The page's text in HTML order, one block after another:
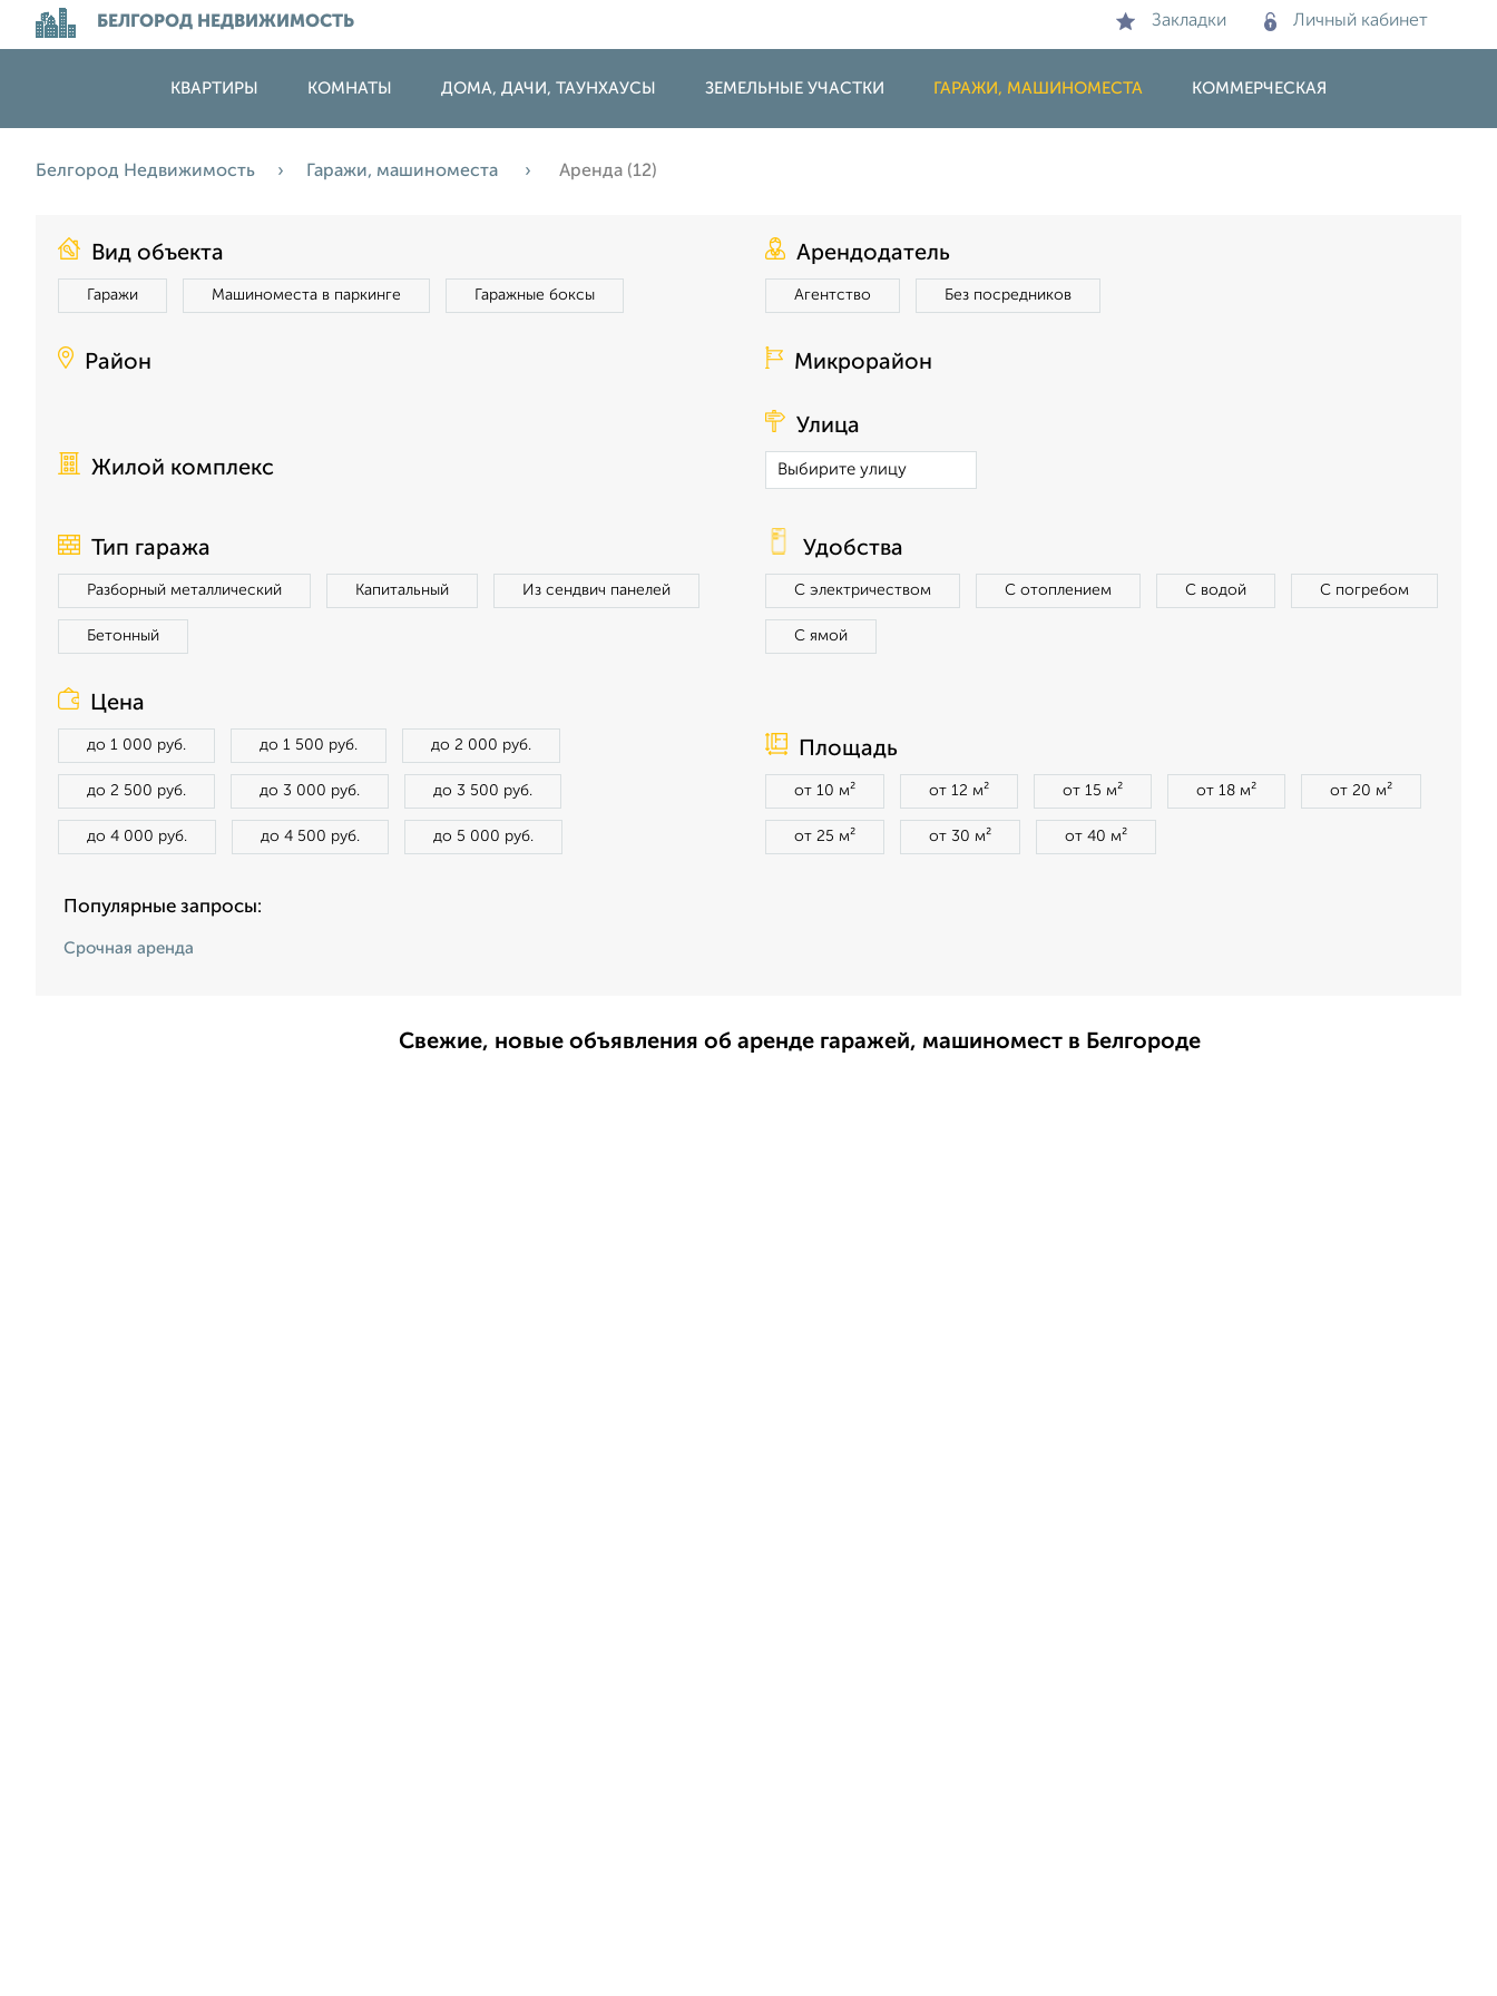
БЕЛГОРОД НЕДВИЖИМОСТЬ Закладки Личный кабинет
КВАРТИРЫ КОМНАТЫ ДОМА, ДАЧИ, ТАУНХАУСЫ ЗЕМЕЛЬНЫЕ УЧАСТКИ ГАРАЖИ, МАШИНОМЕСТА КОММЕРЧЕСКАЯ
Белгород Недвижимость Гаражи, машиноместа Аренда (12)
Вид объекта
Гаражи Машиноместа в паркинге Гаражные боксы
Арендодатель
Агентство Без посредников
Район Микрорайон
Жилой комплекс
Улица
Тип гаража
Разборный металлический Капитальный Из сендвич панелей
Бетонный
Удобства
С электричеством С отоплением С водой С погребом
С ямой
Цена
до 1 000 руб. до 1 500 руб. до 2 000 руб.
до 2 500 руб. до 3 000 руб. до 3 500 руб.
до 4 000 руб. до 4 500 руб. до 5 000 руб.
Площадь
от 10 м² от 12 м² от 15 м² от 18 м² от 20 м²
от 25 м² от 30 м² от 40 м²
Популярные запросы:
Срочная аренда
Свежие, новые объявления об аренде гаражей, машиномест в Белгороде